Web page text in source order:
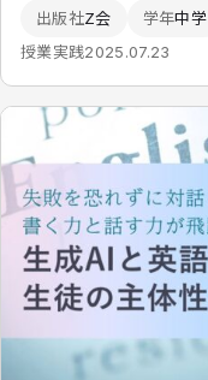
出版社Z会 学年中学
授業実践2025.07.23